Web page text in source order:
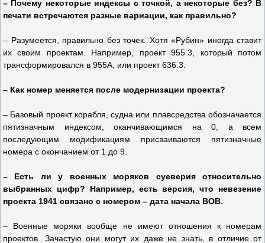
– Почему некоторые индексы с точкой, а некоторые без? В
печати встречаются разные вариации, как правильно?
– Разумеется, правильно без точек. Хотя «Рубин» иногда ставит
их своим проектам. Например, проект 955.3, который потом
трансформировался в 955А, или проект 636.3.
– Как номер меняется после модернизации проекта?
– Базовый проект корабля, судна или плавсредства обозначается
пятизначным индексом, оканчивающимся на 0, а всем
последующим модификациям присваиваются пятизначные
номера с окончанием от 1 до 9.
– Есть ли у военных моряков суеверия относительно
выбранных цифр? Например, есть версия, что невезение
проекта 1941 связано с номером – дата начала ВОВ.
– Военные моряки вообще не имеют отношения к номерам
проектов. Зачастую они могут их даже не знать, в отличие от